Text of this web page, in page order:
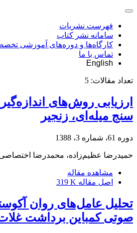
فهرست نشریات
سامانه نشر کتاب
کارگاه‌ها و دوره‌های آموزشی
تماس با ما
English
تعداد مقالات: 5
ارزیابی روش‌های
سنج میله‌ای، زنجیر
دوره 61، شماره 3، 1388
حمیدرضا عظیم‌زاده، محمدرضا
مشاهده مقاله
اصل مقاله 319 K
تحلیل عامل‌های روان
صوتی کمباین برداشت